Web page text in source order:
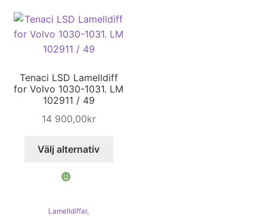
Tenaci LSD Lamelldiff
for Volvo 1030-1031. LM
102911 / 49
14 900,00kr
Välj alternativ
Lamelldiffar,